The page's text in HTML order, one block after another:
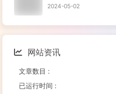
2024-05-02
网站资讯
文章数目 :
已运行时间 :